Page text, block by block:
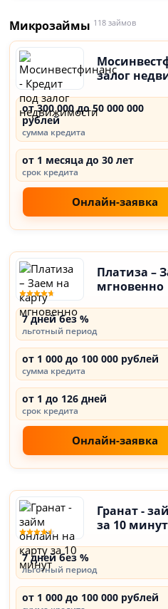
Микрозаймы 118 займов
залог
от 300 000 до 50 000 000
рублей
сумма кредита
от 1 месяца до 30 лет
срок кредита
Онлайн-заявка
Платиза –
мгновенно
7 дней без %
льготный период
от 1 000 до 100 000 рублей
сумма кредита
от 1 до 126 дней
срок кредита
Онлайн-заявка
Гранат -
за 10 минут
7 дней без %
льготный период
от 1 000 до 100 000 рублей